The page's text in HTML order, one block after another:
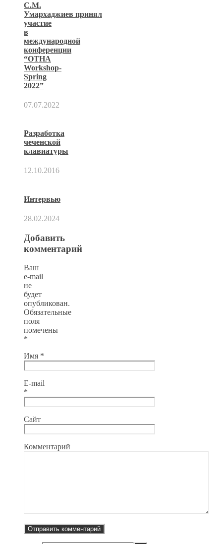
С.М.
Умархаджиев принял
участие
в
международной
конференции
“OTHA
Workshop-
Spring
2022”
07.07.2022
Разработка
чеченской
клавиатуры
12.10.2016
Интервью
28.02.2024
Добавить
комментарий
Ваш
e-mail
не
будет
опубликован.
Обязательные
поля
помечены
*
Имя *
E-mail
*
Сайт
Комментарий